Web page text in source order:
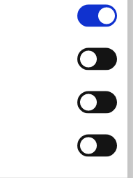
riveting sequel
Guns of Navarone
for another
on from their
Force 10
classic war-
hugely